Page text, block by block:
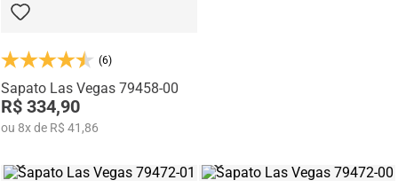
(6)
Sapato Las Vegas 79458-00
R$ 334,90
ou 8xde R$ 41,86